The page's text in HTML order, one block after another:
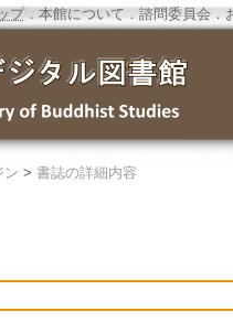
プ．本館について ． 諮問委員会．
ン > 書誌の詳細内容